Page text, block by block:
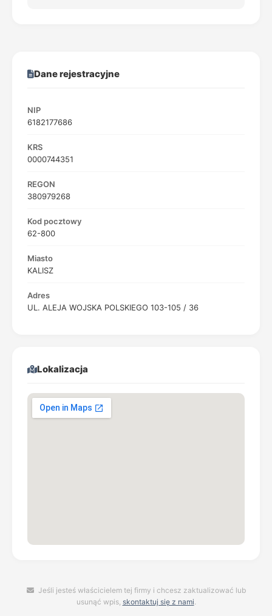
Dane rejestracyjne
NIP
6182177686
KRS
0000744351
REGON
380979268
Kod pocztowy
62-800
Miasto
KALISZ
Adres
UL. ALEJA WOJSKA POLSKIEGO 103-105 / 36
Lokalizacja
Jeśli jesteś właścicielem tej firmy i chcesz zaktualizować lub
usunąć wpis, skontaktuj się z nami.